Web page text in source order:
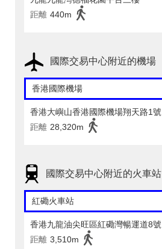
距離 440m
國際交易中心附近的機場
香港國際機場
香港大嶼山香港國際機場翔天路1號
距離 28,320m
國際交易中心附近的火車站
紅磡火車站
香港九龍油尖旺區紅磡灣暢運道8號
距離 3,510m